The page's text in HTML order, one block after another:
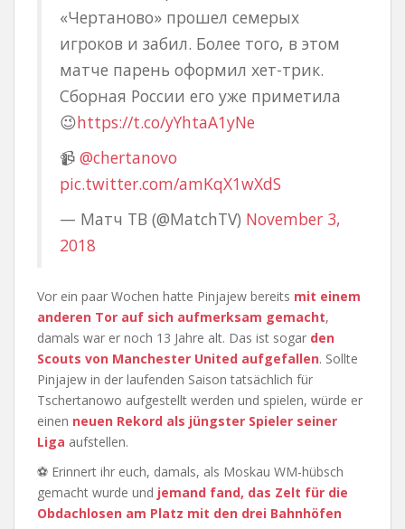
«Чертаново» прошел семерых
игроков и забил. Более того, в этом
матче парень оформил хет-трик.
Сборная России его уже приметила
😉https://t.co/yYhtaA1yNe
📹 @chertanovo
pic.twitter.com/amKqX1wXdS
— Матч ТВ (@MatchTV) November 3,
2018
Vor ein paar Wochen hatte Pinjajew bereits mit einem
anderen Tor auf sich aufmerksam gemacht,
damals war er noch 13 Jahre alt. Das ist sogar den
Scouts von Manchester United aufgefallen. Sollte
Pinjajew in der laufenden Saison tatsächlich für
Tschertanowo aufgestellt werden und spielen, würde er
einen neuen Rekord als jüngster Spieler seiner
Liga aufstellen.
⚽ Erinnert ihr euch, damals, als Moskau WM-hübsch
gemacht wurde und jemand fand, das Zelt für die
Obdachlosen am Platz mit den drei Bahnhöfen